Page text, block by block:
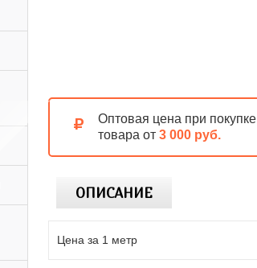
Оптовая цена при покупке
товара от 3 000 руб.
ОПИСАНИЕ
Цена за 1 метр